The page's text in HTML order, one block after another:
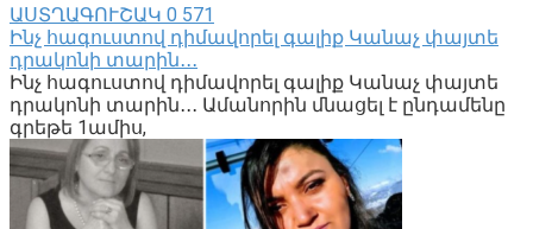
ԱՍՏՂԱԳՈՒՇԱԿ 0 571
Ինչ հագուստով դիմավորել գալիք Կանաչ փայտե
դրակոնի տարին․․․
Ինչ հագուստով դիմավորել գալիք Կանաչ փայտե
դրակոնի տարին․․․ Ամանորին մնացել է ընդամենը
գրեթե 1ամիս,